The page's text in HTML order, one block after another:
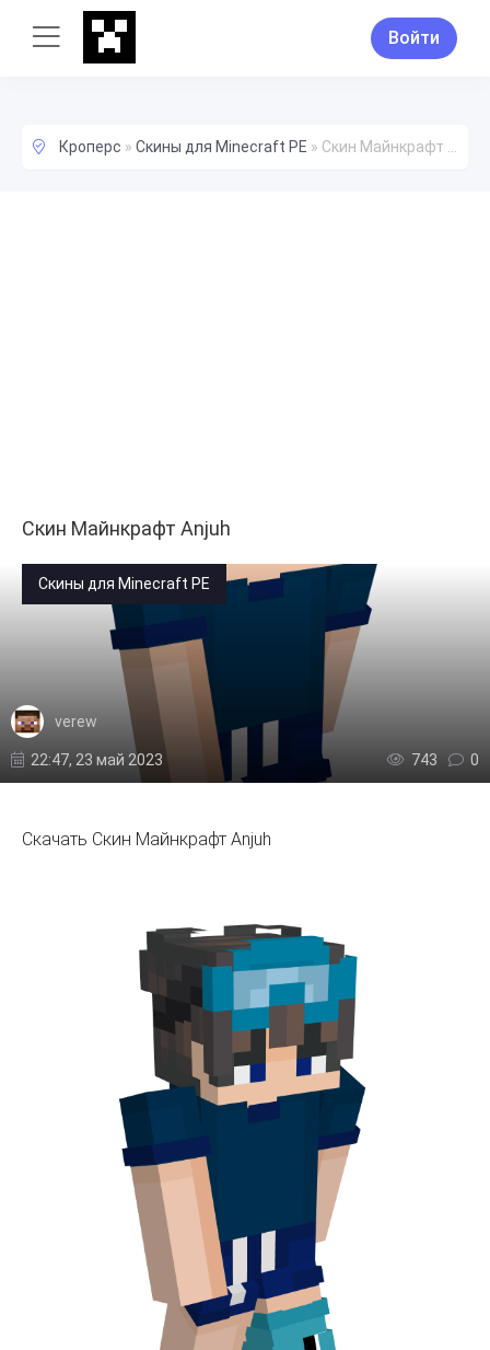
Войти
Кроперс » Скины для Minecraft PE » Скин Майнкрафт Anjuh
Скин Майнкрафт Anjuh
Скины для Minecraft PE
verew
22:47, 23 май 2023 743 0
Скачать Скин Майнкрафт Anjuh